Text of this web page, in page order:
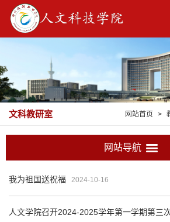
文科教研室 网站首页 >
网站导航
我为祖国送祝福 2024-10-16
人文学院召开2024-2025学年第一学期第三